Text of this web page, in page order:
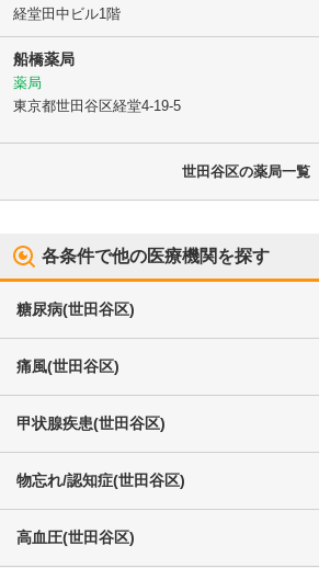
経堂田中ビル1階
船橋薬局
薬局
東京都世田谷区経堂4-19-5
世田谷区の薬局一覧
各条件で他の医療機関を探す
糖尿病(世田谷区)
痛風(世田谷区)
甲状腺疾患(世田谷区)
物忘れ/認知症(世田谷区)
高血圧(世田谷区)